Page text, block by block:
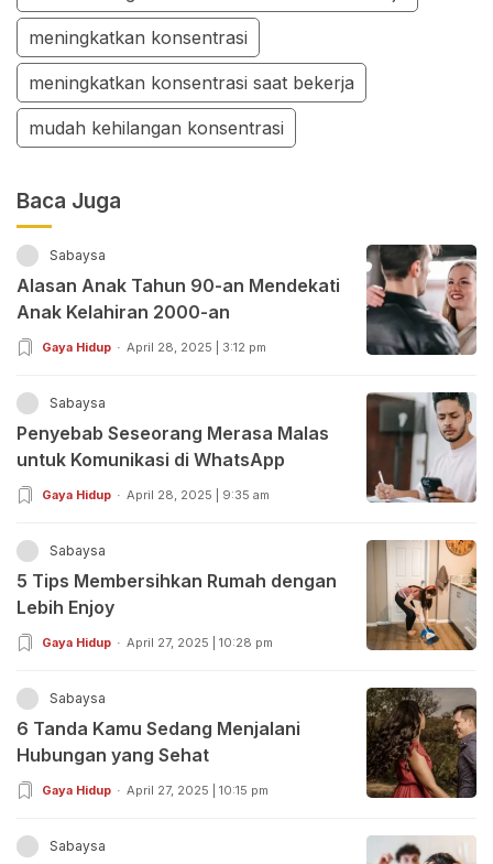
meningkatkan konsentrasi
meningkatkan konsentrasi saat bekerja
mudah kehilangan konsentrasi
Baca Juga
Sabaysa
Alasan Anak Tahun 90-an Mendekati
Anak Kelahiran 2000-an
Gaya Hidup April 28, 2025 | 3:12 pm
Sabaysa
Penyebab Seseorang Merasa Malas
untuk Komunikasi di WhatsApp
Gaya Hidup April 28, 2025 | 9:35 am
Sabaysa
5 Tips Membersihkan Rumah dengan
Lebih Enjoy
Gaya Hidup April 27, 2025 | 10:28 pm
Sabaysa
6 Tanda Kamu Sedang Menjalani
Hubungan yang Sehat
Gaya Hidup April 27, 2025 | 10:15 pm
Sabaysa